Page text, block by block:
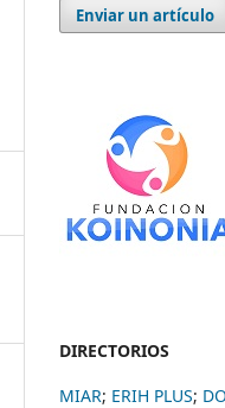
Enviar un artículo
DIRECTORIOS
MIAR; ERIH PLUS;